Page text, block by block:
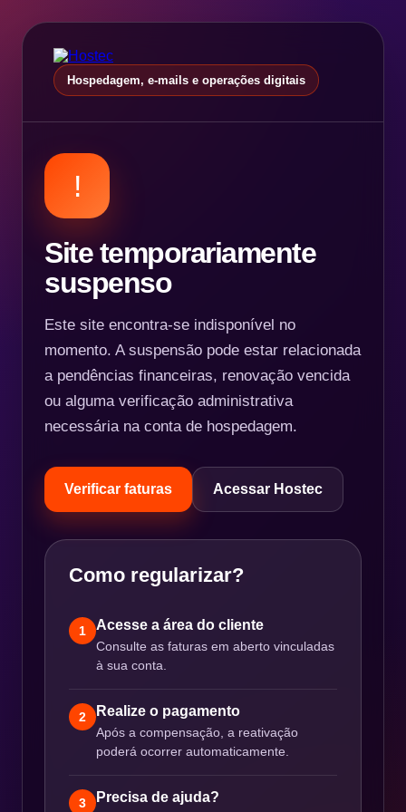
Hospedagem, e-mails e operações digitais
!
Site temporariamente
suspenso
Este site encontra-se indisponível no
momento. A suspensão pode estar relacionada
a pendências financeiras, renovação vencida
ou alguma verificação administrativa
necessária na conta de hospedagem.
Verificar faturas Acessar Hostec
Como regularizar?
1 Acesse a área do cliente
Consulte as faturas em aberto vinculadas
à sua conta.
2 Realize o pagamento
Após a compensação, a reativação
poderá ocorrer automaticamente.
3 Precisa de ajuda?